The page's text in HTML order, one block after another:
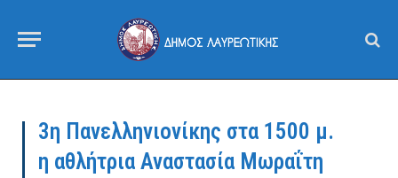
3η Πανελληνιονίκης στα 1500 μ.
η αθλήτρια Αναστασία Μωραΐτη